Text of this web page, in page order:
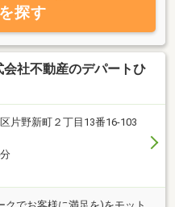
探す
社不動産のデパートひ
片野新町２丁目13番16-103